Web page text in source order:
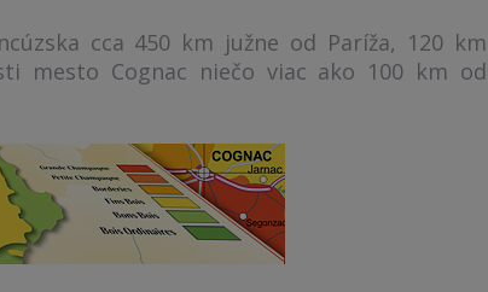
cca 450 km južne od Paríža, 120 km
mesto Cognac niečo viac ako 100 km od